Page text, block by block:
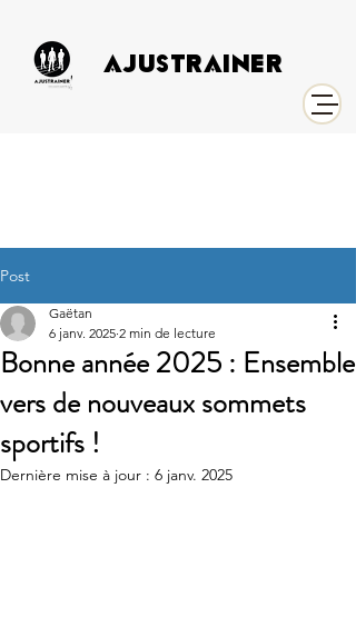
AJUSTRAINER
Post
Bonne année 2025 : Ensemble
vers de nouveaux sommets
sportifs !
Gaëtan
6 janv. 2025 2 min de lecture
Dernière mise à jour : 6 janv. 2025